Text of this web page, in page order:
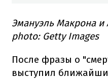
Эмануэль Макрона
photo: Getty Images
После фразы о
выступил